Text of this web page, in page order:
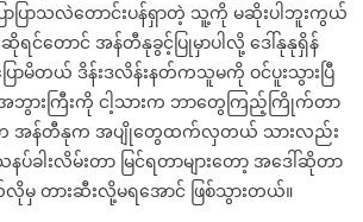
ာပြာသလဲတောင်းပန်ရှာတဲ့ သူ့ကို မဆိုးပါဘူးကွယ်
ရင်တောင် အန်တီနုခွင့်ပြုမှာပါလို့ ဒေါ်နုနုရှိန်
ြောမိတယ် ဒိန်းဒလိန်းနတ်ကသူမကို ဝင်ပူးသွားပြီ
ားကြီးကို ငါ့သားက ဘာတွေကြည့်ကြိုက်တာ
က အန်တီနုက အပျိုတွေထက်လှတယ် သားလည်း
ပ်ခါးလိမ်းတာ မြင်ရတာများတော့ အဒေါ်ဆိုတာ
မှ တားဆီးလို့မရအောင် ဖြစ်သွားတယ်။